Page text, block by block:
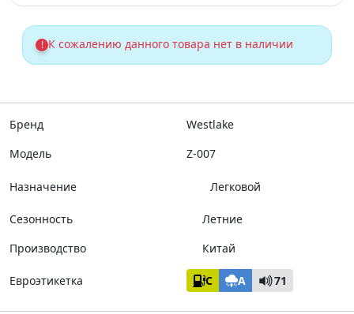
! К сожалению данного товара нет в наличии
Бренд
Westlake
Модель
Z-007
Назначение Легковой
Сезонность
Летние
Производство
Китай
Евроэтикетка C A 71